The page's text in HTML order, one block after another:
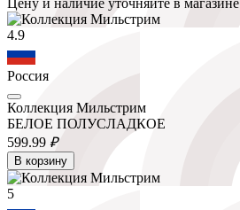
Цену и наличие уточняйте в магазине
4.9
Россия
Коллекция Мильстрим
БЕЛОЕ ПОЛУСЛАДКОЕ
599.99 ₽
В корзину
5